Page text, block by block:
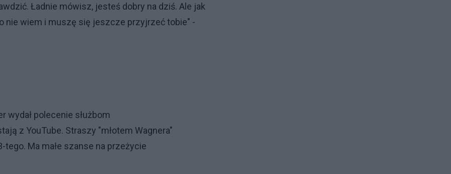
Ładnie mówisz, jesteś dobry na dziś. Ale jak
nie wiem i muszę się jeszcze przyjrzeć tobie" -
wydał polecenie służbom
z YouTube. Straszy "młotem Wagnera"
tego. Ma małe szanse na przeżycie